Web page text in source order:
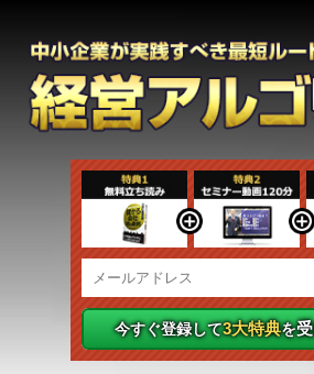
今すぐ登録して3大特典を